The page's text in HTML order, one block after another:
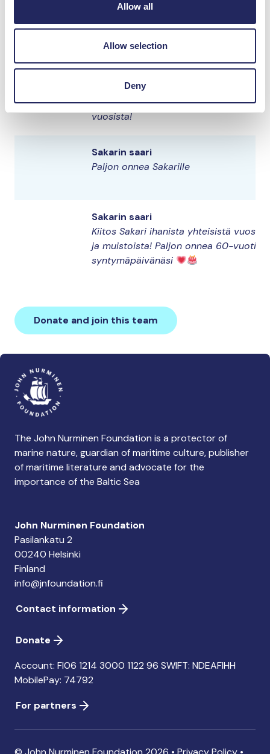
Allow all
Allow selection
Deny
Sakarin saari
Sakari 60v
Onnea Sakari 60v ja kiitos yhteisistä
vuosista!
Sakarin saari
Paljon onnea Sakarille
Sakarin saari
Kiitos Sakari ihanista yhteisistä
ja muistoista! Paljon onnea 60-vuotis
syntymäpäivänäsi
Donate and join this team
The John Nurminen Foundation is a protector of
marine nature, guardian of maritime culture, publisher
of maritime literature and advocate for the
importance of the Baltic Sea
John Nurminen Foundation
Pasilankatu 2
00240 Helsinki
Finland
info@jnfoundation.fi
Contact information
Donate
Account: FI06 1214 3000 1122 96 SWIFT: NDEAFIHH
MobilePay: 74792
For partners